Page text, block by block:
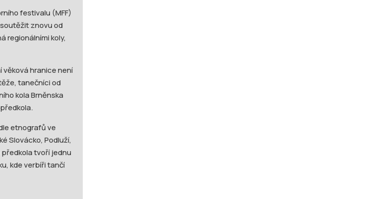
festivalu (MFF)
znovu od
regionálními koly,
hranice není
tanečníci od
kola Brněnska
etnografů ve
Slovácko, Podluží,
předkola tvoří jednu
kde verbíři tančí